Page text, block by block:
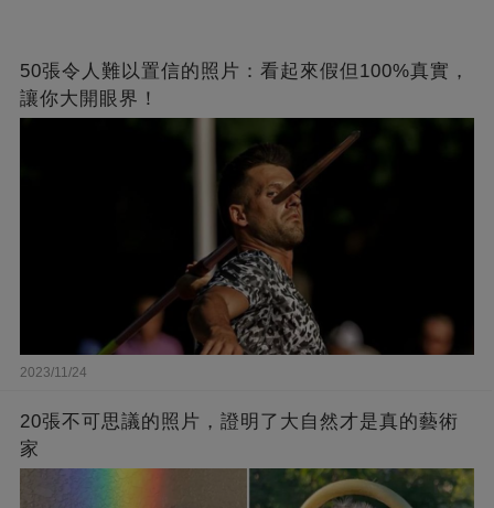
50張令人難以置信的照片：看起來假但100%真實，
讓你大開眼界！
2023/11/24
20張不可思議的照片，證明了大自然才是真的藝術
家